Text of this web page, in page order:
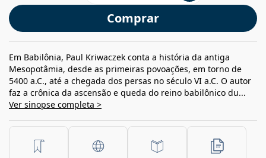
Comprar
Em Babilônia, Paul Kriwaczek conta a história da antiga
Mesopotâmia, desde as primeiras povoações, em torno de
5400 a.C., até a chegada dos persas no século VI a.C. O autor
faz a crônica da ascensão e queda do reino babilônico du...
Ver sinopse completa >